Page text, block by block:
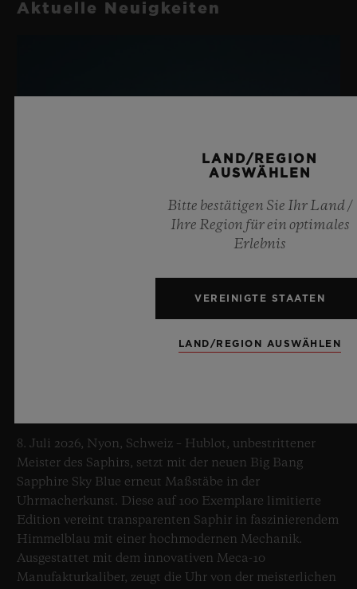
Aktuelle Neuigkeiten
8. Juli 2026, Nyon, Schweiz – Hublot, unbestrittener
Meister des Saphirs, setzt mit der neuen Big Bang
Sapphire Sky Blue erneut Maßstäbe in der
Uhrmacherkunst. Diese auf 100 Exemplare limitierte
Edition vereint transparenten Saphir in faszinierendem
Himmelblau mit einer hochmodernen Mechanik.
Ausgestattet mit dem innovativen Meca-10
Manufakturkaliber, zeugt die Uhr von der meisterlichen
LAND/REGION
AUSWÄHLEN
Bitte bestätigen Sie Ihr Land /
Ihre Region für ein optimales
Erlebnis
VEREINIGTE STAATEN
LAND/REGION AUSWÄHLEN